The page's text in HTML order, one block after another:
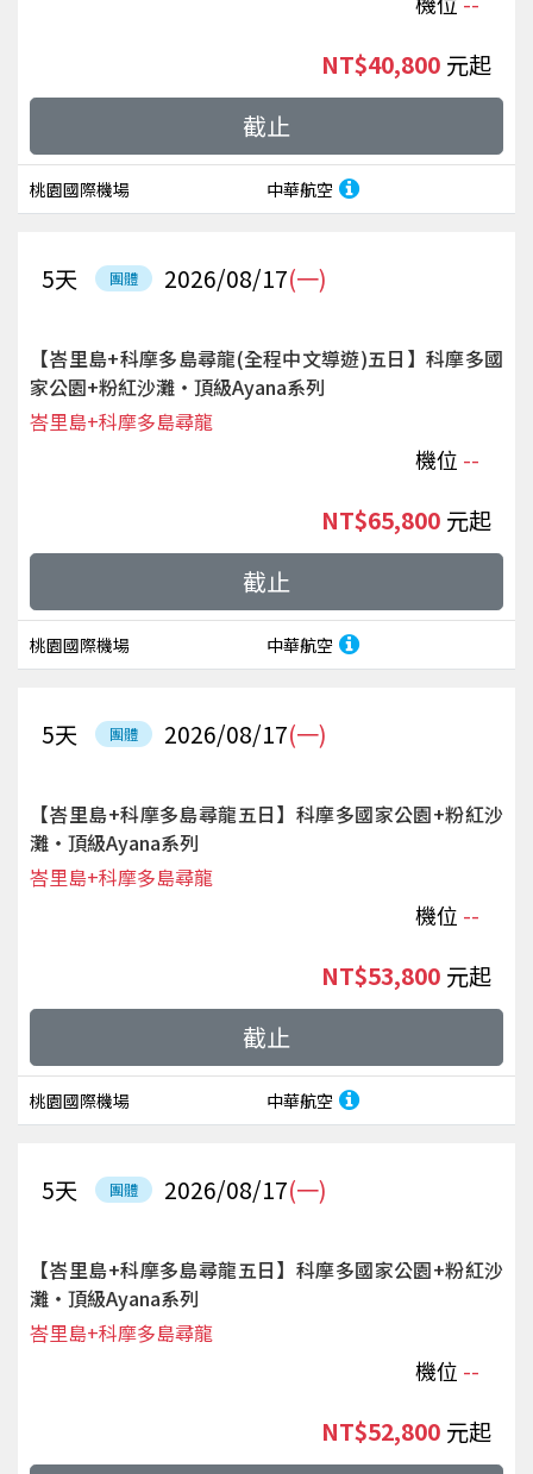
桃園國際機場 中華航空
NT$40,800 起
截止
團體 2026/08/17(一)
5天
【峇里島+科摩多島尋龍(全程中文導遊)五日】科摩多國
家公園+粉紅沙灘‧頂級Ayana系列
機位 --
峇里島+科摩多島尋龍
桃園國際機場 中華航空
NT$65,800 起
截止
團體 2026/08/17(一)
5天
【峇里島+科摩多島尋龍五日】科摩多國家公園+粉紅沙
灘‧頂級Ayana系列
機位 --
峇里島+科摩多島尋龍
桃園國際機場 中華航空
NT$53,800 起
截止
團體 2026/08/17(一)
5天
【峇里島+科摩多島尋龍五日】科摩多國家公園+粉紅沙
灘‧頂級Ayana系列
機位 --
峇里島+科摩多島尋龍
NT$52,800 起